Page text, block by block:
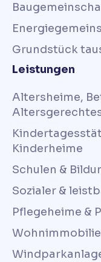
Grundstück
Leistungen
Altersheime,
Kinderheime
Schulen &
Sozialer &
Pflegeheime &